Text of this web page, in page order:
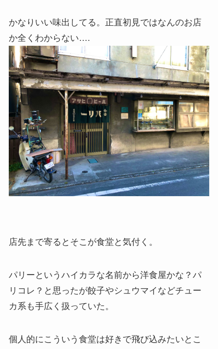
かなりいい味出してる。正直初見ではなんのお店
か全くわからない….
店先まで寄るとそこが食堂と気付く。
パリーというハイカラな名前から洋食屋かな？パ
リコレ？と思ったが餃子やシュウマイなどチュー
カ系も手広く扱っていた。
個人的にこういう食堂は好きで飛び込みたいとこ